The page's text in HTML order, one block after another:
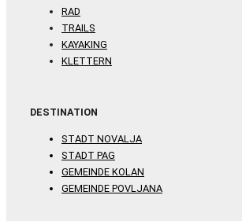
RAD
TRAILS
KAYAKING
KLETTERN
DESTINATION
STADT NOVALJA
STADT PAG
GEMEINDE KOLAN
GEMEINDE POVLJANA